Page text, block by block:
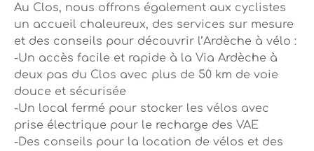
Au Clos, nous offrons également aux cyclistes
un accueil chaleureux, des services sur mesure
et des conseils pour découvrir l’Ardèche à vélo :
-Un accès facile et rapide à la Via Ardèche à
deux pas du Clos avec plus de 50 km de voie
douce et sécurisée
-Un local fermé pour stocker les vélos avec
prise électrique pour le recharge des VAE
-Des conseils pour la location de vélos et des